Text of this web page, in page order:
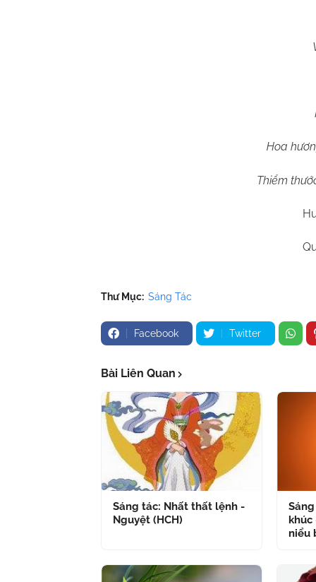
Hoa
Thiểm
Thư Mục: Sáng Tác
Facebook Twitter
Bài Liên Quan
Sáng tác: Nhất thất lệnh -
Nguyệt (HCH)
khúc
niểu